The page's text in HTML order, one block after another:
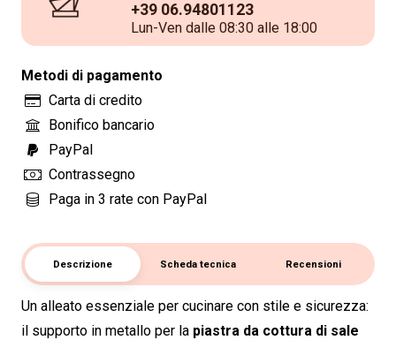
Piastra
da
quantità
+39 06.94801123
Lun-Ven dalle 08:30 alle 18:00
Metodi di pagamento
Carta di credito
Bonifico bancario
PayPal
Contrassegno
Paga in 3 rate con PayPal
Descrizione Scheda tecnica Recensioni
Un alleato essenziale per cucinare con stile e sicurezza:
il supporto in metallo per la piastra da cottura di sale